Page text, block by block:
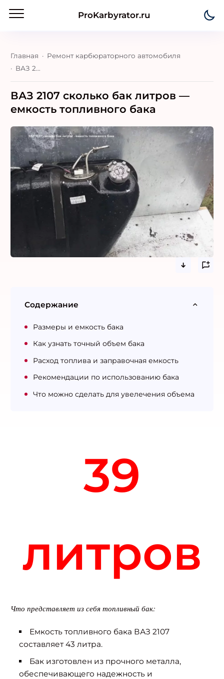
ProKarbyrator.ru
Главная
Ремонт карбюраторного автомобиля
ВАЗ 2107 сколько бак литров — емкость топливного бака
ВАЗ 2107 сколько бак литров —
емкость топливного бака
39
литров
Что представляет из себя топливный бак:
Емкость топливного бака ВАЗ 2107
составляет 43 литра.
Бак изготовлен из прочного металла,
обеспечивающего надежность и
Содержание
Размеры и емкость бака
Как узнать точный объем бака
Расход топлива и заправочная емкость
Рекомендации по использованию бака
Что можно сделать для увелечения объема